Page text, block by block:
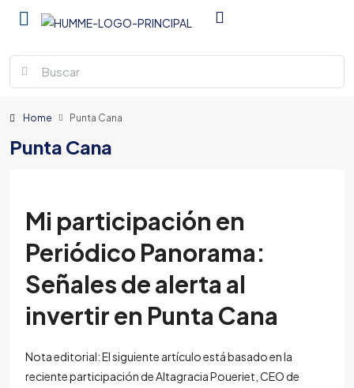
Home Punta Cana
Punta Cana
Mi participación en
Periódico Panorama:
Señales de alerta al
invertir en Punta Cana
Nota editorial: El siguiente artículo está basado en la
reciente participación de Altagracia Poueriet, CEO de